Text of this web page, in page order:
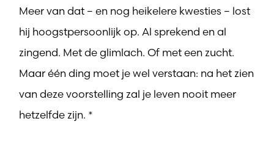
Meer van dat – en nog heikelere kwesties – lost
hij hoogstpersoonlijk op. Al sprekend en al
zingend. Met de glimlach. Of met een zucht.
Maar één ding moet je wel verstaan: na het zien
van deze voorstelling zal je leven nooit meer
hetzelfde zijn. *